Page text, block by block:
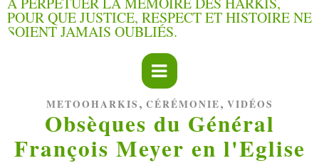
METOOHARKIS , CÉRÉMONIE, VIDÉOS
Obsèques du Général
François Meyer en l'Eglise